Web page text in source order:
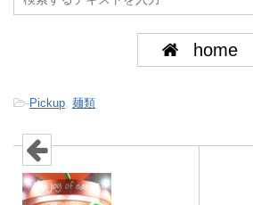
home
-Pickup, 麺類